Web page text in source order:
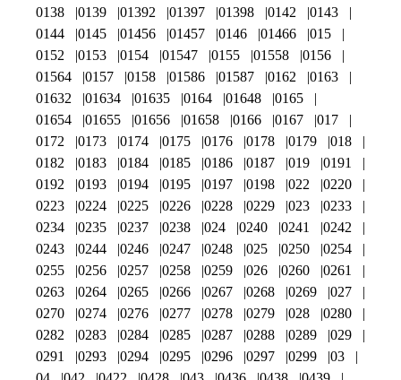
0138
0139 01392 01397 01398 0142
0143
0144
0145 01456 01457 0146 01466
015
0152
0153 0154 01547 0155 01558
0156
01564
0157 0158 01586 01587 0162
0163
01632
01634 01635 0164 01648
0165
01654
01655 01656 01658 0166 0167
017
0172
0173 0174 0175 0176 0178 0179
018
0182
0183 0184 0185 0186 0187 019
0191
0192
0193 0194 0195 0197 0198 022
0220
0223
0224 0225 0226 0228 0229 023
0233
0234
0235 0237 0238 024 0240 0241
0242
0243
0244 0246 0247 0248 025 0250
0254
0255
0256 0257 0258 0259 026 0260
0261
0263
0264 0265 0266 0267 0268 0269
027
0270
0274 0276 0277 0278 0279 028
0280
0282
0283 0284 0285 0287 0288 0289
029
0291
0293 0294 0295 0296 0297 0299
03